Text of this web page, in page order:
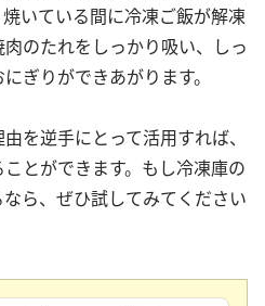
いている間に冷凍ご飯が解凍
のたれをしっかり吸い、しっ
ぎりができあがります。
を逆手にとって活用すれば、
とができます。もし冷凍庫の
ら、ぜひ試してみてください